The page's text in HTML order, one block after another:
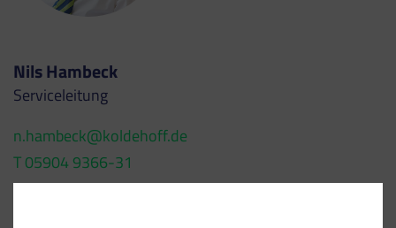
Nils Hambeck
Serviceleitung
n.hambeck@koldehoff.de
T 05904 9366-31